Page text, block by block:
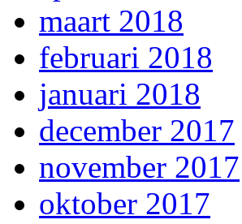
maart 2018
februari 2018
januari 2018
december 2017
november 2017
oktober 2017